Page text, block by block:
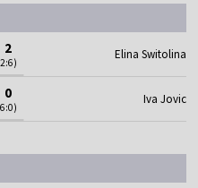
2 Elina Switolina
0 Iva Jovic